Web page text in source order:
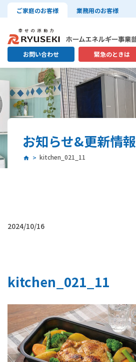
ご家庭のお客様 業務用のお客様
お問い合わせ 緊急のときは
お知らせ&更新情報
kitchen_021_11
2024/10/16
kitchen_021_11